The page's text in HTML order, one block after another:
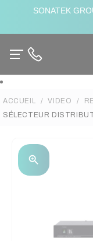
SONATEK
ACCUEIL VIDEO
SÉLECTEUR
zoom_in